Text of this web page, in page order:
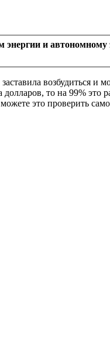
энергии и
то на 99%
это проверить